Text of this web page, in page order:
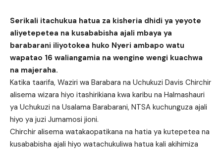
Serikali itachukua hatua za kisheria dhidi ya yeyote
aliyetepetea na kusababisha ajali mbaya ya
barabarani iliyotokea huko Nyeri ambapo watu
wapatao 16 waliangamia na wengine wengi kuachwa
na majeraha.
Katika taarifa, Waziri wa Barabara na Uchukuzi Davis Chirchir
alisema wizara hiyo itashirikiana kwa karibu na Halmashauri
ya Uchukuzi na Usalama Barabarani, NTSA kuchunguza ajali
hiyo ya juzi Jumamosi jioni.
Chirchir alisema watakaopatikana na hatia ya kutepetea na
kusababisha ajali hiyo watachukuliwa hatua kali akihimiza